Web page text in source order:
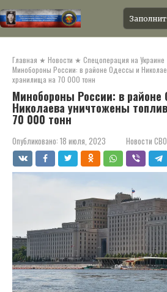
контенту
Главная ★ Новости ★ Спецоперация на Украине
Минобороны России: в районе Одессы и
хранилища на 70 000 тонн
Минобороны России: в
Николаева уничтожены
70 000 тонн
Опубликовано: 18 июля, 2023 Новости СВО